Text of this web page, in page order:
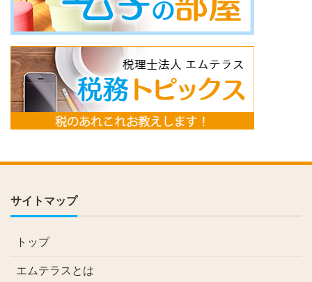
サイトマップ
トップ
エムテラスとは